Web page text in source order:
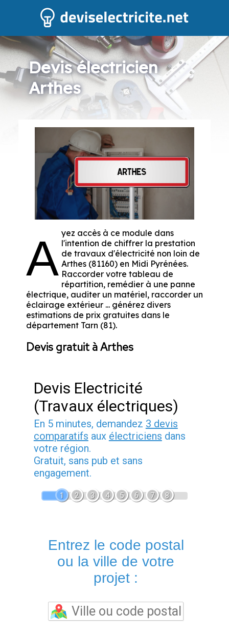
Devis électricien
Arthes
A yez accès à ce module dans
l'intention de chiffrer la prestation
de travaux d'électricité non loin de
Arthes (81160) en Midi Pyrénées.
Raccorder votre tableau de
répartition, remédier à une panne
électrique, auditer un matériel, raccorder un
éclairage extérieur ... générez divers
estimations de prix gratuites dans le
département Tarn (81).
Devis gratuit à Arthes
Devis Electricité
(Travaux électriques)
En 5 minutes, demandez 3 devis
comparatifs aux électriciens dans
votre région.
Gratuit, sans pub et sans
engagement.
1 2 3 4 5 6 7 8
Entrez le code postal
ou la ville de votre
projet :